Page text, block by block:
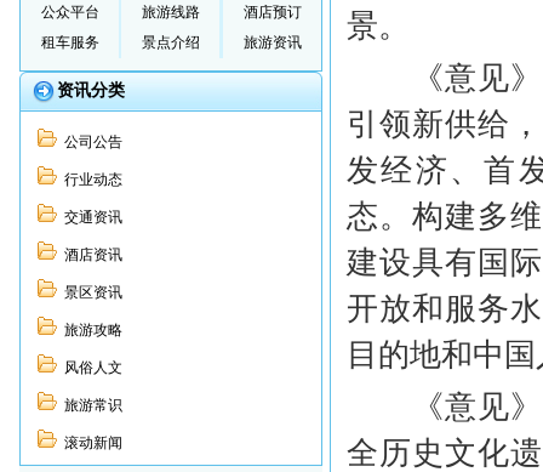
公众平台
旅游线路
酒店预订
租车服务
景点介绍 旅游资讯
资讯分类
公司公告
行业动态
交通资讯
酒店资讯
景区资讯
旅游攻略
风俗人文
旅游常识
滚动新闻
景。
《意见》
引领新供给
发经济、首
态。构建多
建设具有国
开放和服务
目的地和中
《意见》
全历史文化